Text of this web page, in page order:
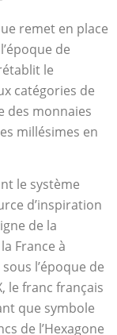
remet en place
de
le
catégories de
des monnaies
millésimes en
le système
d’inspiration
de la
France à
l’époque de
le franc français
que symbole
de l’Hexagone